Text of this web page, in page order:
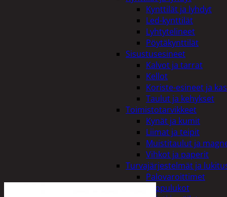
Kynttilät ja lyhdyt
Led-kynttilät
Lyhtytelineet
Pöytäkynttilät
Sisustusesineet
Kalvot ja tarrat
Kellot
Koriste-esineet ja
Taulut ja kehykset
Toimistotarvikkeet
Kynät ja kumit
Liimat ja teipit
Muistitaulut ja
Vihkot ja paperit
Turvajärjestelmät ja
Palovaroittimet
Riippulukot